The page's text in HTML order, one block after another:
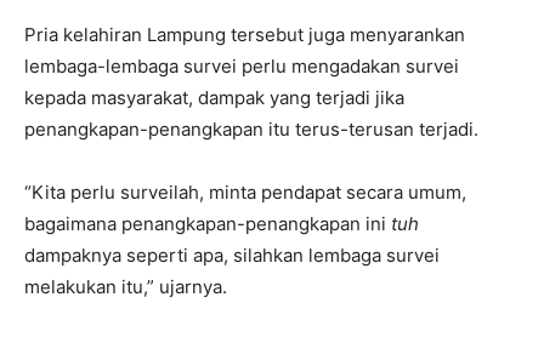
Pria kelahiran Lampung tersebut juga menyarankan
lembaga-lembaga survei perlu mengadakan survei
kepada masyarakat, dampak yang terjadi jika
penangkapan-penangkapan itu terus-terusan terjadi.
“Kita perlu surveilah, minta pendapat secara umum,
bagaimana penangkapan-penangkapan ini tuh
dampaknya seperti apa, silahkan lembaga survei
melakukan itu,” ujarnya.